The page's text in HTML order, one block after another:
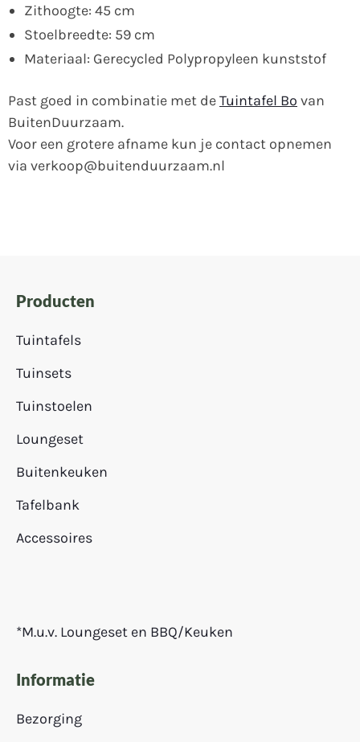
Zithoogte: 45 cm
Stoelbreedte: 59 cm
Materiaal: Gerecycled Polypropyleen kunststof
Past goed in combinatie met deTuintafel Bo van
BuitenDuurzaam.
Voor een grotere afname kun je contact opnemen
via verkoop@buitenduurzaam.nl
Producten
Tuintafels
Tuinsets
Tuinstoelen
Loungeset
Buitenkeuken
Tafelbank
Accessoires
*M.u.v. Loungeset en BBQ/Keuken
Informatie
Bezorging